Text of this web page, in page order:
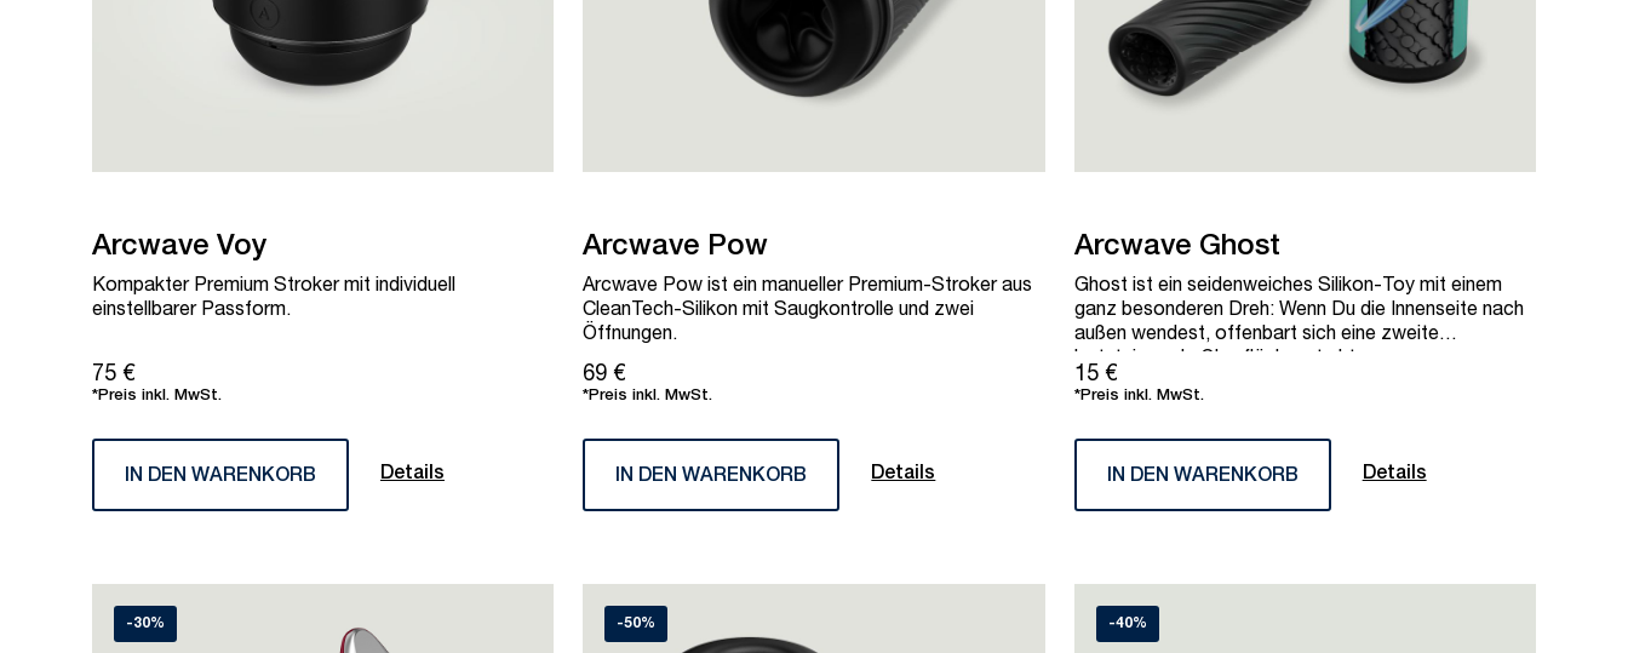
Arcwave Voy
Kompakter Premium Stroker mit individuell
einstellbarer Passform.
75 €
*Preis inkl. MwSt.
IN DEN WARENKORB Details
Arcwave Pow
Arcwave Pow ist ein manueller Premium-Stroker aus
CleanTech-Silikon mit Saugkontrolle und zwei
Öffnungen.
69 €
*Preis inkl. MwSt.
IN DEN WARENKORB Details
Arcwave Ghost
Ghost ist ein seidenweiches Silikon-Toy mit einem
ganz besonderen Dreh: Wenn Du die Innenseite nach
außen wendest, offenbart sich eine zweite
luststeigernde Oberflächenstruktur.
15 €
*Preis inkl. MwSt.
IN DEN WARENKORB Details
-30% -50% -40%